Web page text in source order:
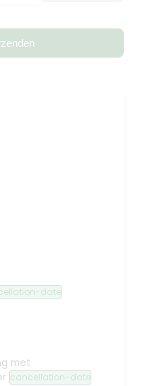
date
met
cancellation-date